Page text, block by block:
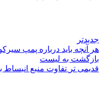
جدیدتر
هر آنچه باید درباره پمپ
بازگشت به لیست
قدیمی تر تفاوت منبع انبساط